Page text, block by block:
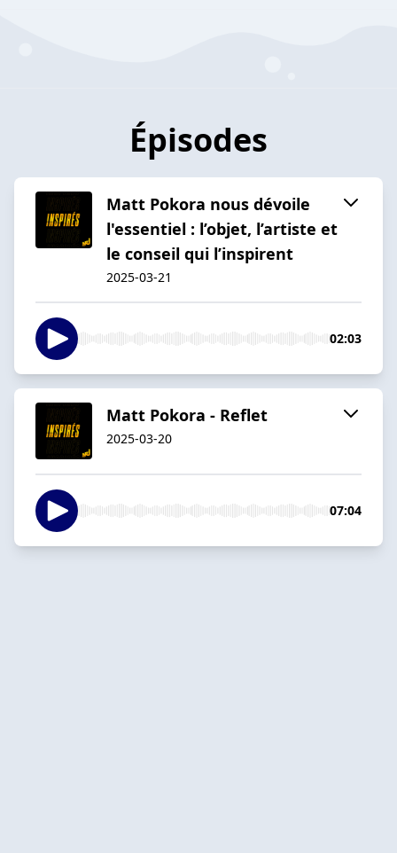
Épisodes
Matt Pokora nous dévoile
l'essentiel : l’objet, l’artiste et
le conseil qui l’inspirent
2025-03-21
02:03
Matt Pokora - Reflet
2025-03-20
07:04